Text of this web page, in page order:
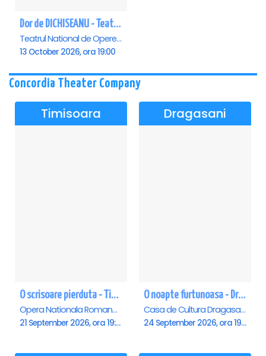
Dor de DICHISEANU - Teatrul Național de Operetă și Musical „Ion Dacian"
Teatrul National de Opereta si Musical Ion Dacian, Bucuresti
13 October 2026, ora 19:00
Concordia Theater Company
Timisoara
O scrisoare pierduta - Timisoara
Opera Nationala Romana , Timisoara
21 September 2026, ora 19:00
Dragasani
O noapte furtunoasa - Dragasani
Casa de Cultura Dragasani, Dragasani
24 September 2026, ora 19:00